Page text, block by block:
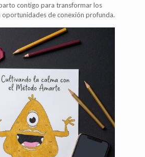
contigo para transformar los
oportunidades de conexión profunda.